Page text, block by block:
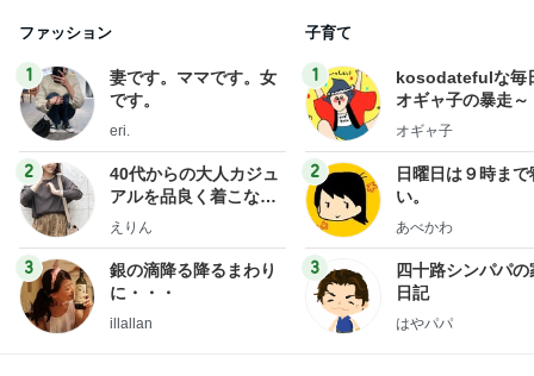
ファッション
1
妻です。ママです。女
です。
eri.
2
40代からの大人カジュ
アルを品良く着こなす
ファッションブログ
えりん
3
銀の滴降る降るまわり
に・・・
illallan
子育て
1
kosodatefulな毎
オギャ子の暴走～
オギャ子
2
日曜日は９時まで
い。
あべかわ
3
四十路シンパパの
日記
はやパパ